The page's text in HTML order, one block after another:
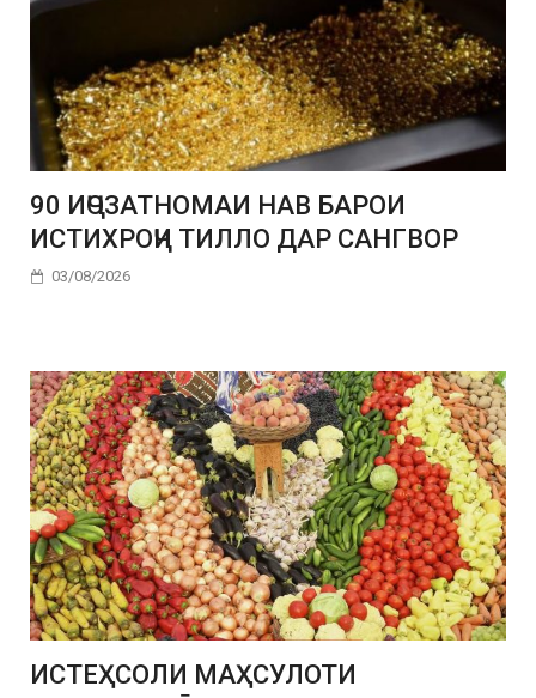
90 ИҶОЗАТНОМАИ НАВ БАРОИ
ИСТИХРОҶИ ТИЛЛО ДАР САНГВОР
03/08/2026
ИСТЕҲСОЛИ МАҲСУЛОТИ